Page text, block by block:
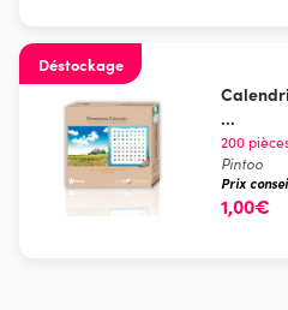
Déstockage
...
200
Pintoo
Prix
1,00€